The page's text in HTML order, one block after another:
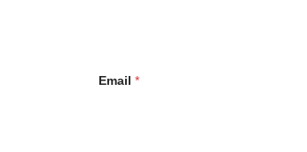
Email *